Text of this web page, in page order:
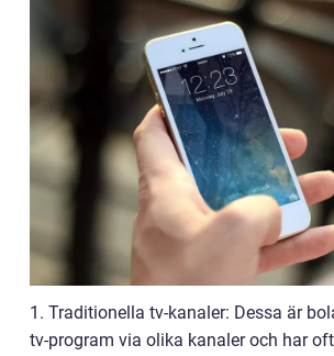
1. Traditionella tv-kanaler: Dessa är
tv-program via olika kanaler och har